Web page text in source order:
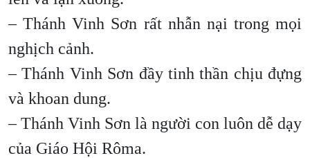
– Thánh Vinh Sơn rất nhẫn nại trong mọi
nghịch cảnh.
– Thánh Vinh Sơn đầy tinh thần chịu đựng
và khoan dung.
– Thánh Vinh Sơn là người con luôn dễ dạy
của Giáo Hội Rôma.